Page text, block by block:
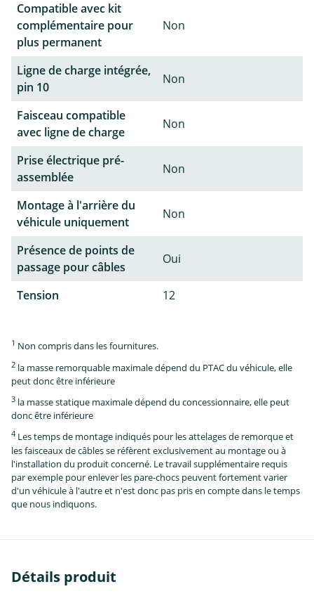
Compatible avec kit
complémentaire pour
plus permanent
Non
Ligne de charge intégrée,
pin 10
Non
Faisceau compatible
avec ligne de charge
Non
Prise électrique pré-
assemblée
Non
Montage à l'arrière du
véhicule uniquement
Non
Présence de points de
passage pour câbles
Oui
Tension 12
1 Non compris dans les fournitures.
2 la masse remorquable maximale dépend du PTAC du véhicule, elle
peut donc être inférieure
3 la masse statique maximale dépend du concessionnaire, elle peut
donc être inférieure
4 Les temps de montage indiqués pour les attelages de remorque et
les faisceaux de câbles se réfèrent exclusivement au montage ou à
l'installation du produit concerné. Le travail supplémentaire requis
par exemple pour enlever les pare-chocs peuvent fortement varier
d'un véhicule à l'autre et n'est donc pas pris en compte dans le temps
que nous indiquons.
Détails produit